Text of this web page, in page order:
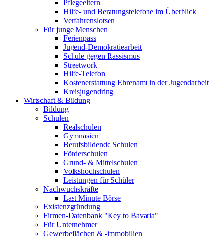
Pflegeeltern
Hilfe- und Beratungstelefone im Überblick
Verfahrenslotsen
Für junge Menschen
Ferienpass
Jugend-Demokratiearbeit
Schule gegen Rassismus
Streetwork
Hilfe-Telefon
Kostenerstattung Ehrenamt in der Jugendarbeit
Kreisjugendring
Wirtschaft & Bildung
Bildung
Schulen
Realschulen
Gymnasien
Berufsbildende Schulen
Förderschulen
Grund- & Mittelschulen
Volkshochschulen
Leistungen für Schüler
Nachwuchskräfte
Last Minute Börse
Existenzgründung
Firmen-Datenbank "Key to Bavaria"
Für Unternehmer
Gewerbeflächen & -immobilien